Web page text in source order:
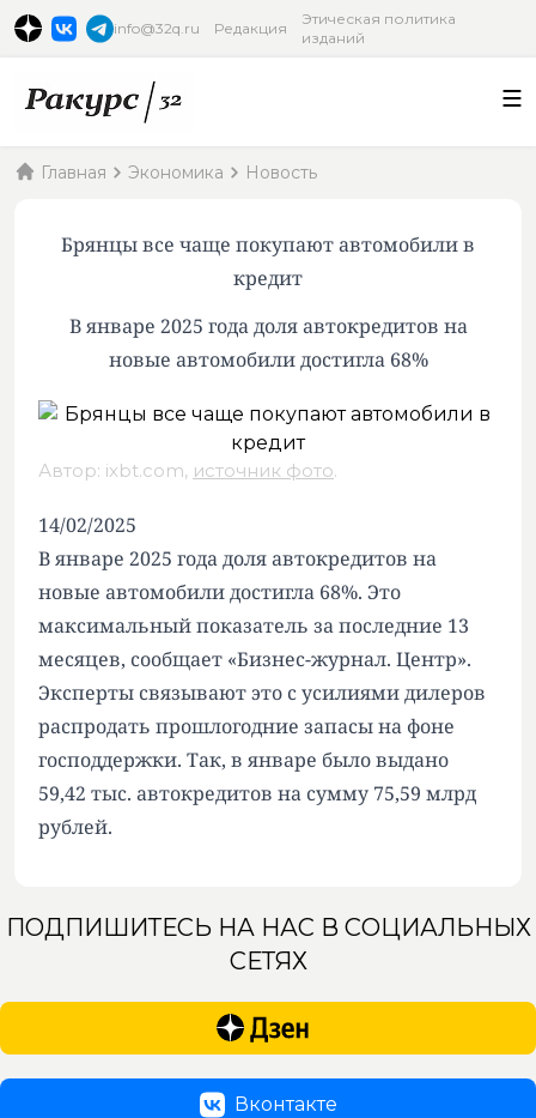
info@32q.ru Редакция
Этическая политика
изданий
Главная Экономика Новость
Брянцы все чаще покупают автомобили в
кредит
В январе 2025 года доля автокредитов на
новые автомобили достигла 68%
Автор: ixbt.com, источник фото.
14/02/2025
В январе 2025 года доля автокредитов на
новые автомобили достигла 68%. Это
максимальный показатель за последние 13
месяцев, сообщает «Бизнес-журнал. Центр».
Эксперты связывают это с усилиями дилеров
распродать прошлогодние запасы на фоне
господдержки. Так, в январе было выдано
59,42 тыс. автокредитов на сумму 75,59 млрд
рублей.
ПОДПИШИТЕСЬ НА НАС В СОЦИАЛЬНЫХ
СЕТЯХ
Вконтакте